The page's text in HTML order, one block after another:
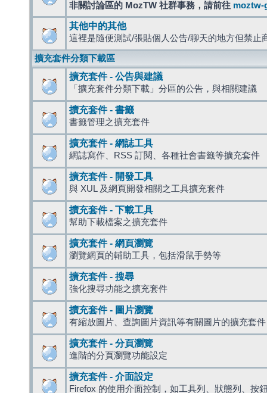
非關討論區的 MozTW 社群事務，請前往 moztw-
其他中的其他
這裡是隨便測試/張貼個人公告/聊天的地方但禁止
擴充套件分類下載區
擴充套件 - 公告與建議
「擴充套件分類下載」分區的公告，與相關建議
擴充套件 - 書籤
書籤管理之擴充套件
擴充套件 - 網誌工具
網誌寫作、RSS 訂閱、各種社會書籤等擴充套件
擴充套件 - 開發工具
與 XUL 及網頁開發相關之工具擴充套件
擴充套件 - 下載工具
幫助下載檔案之擴充套件
擴充套件 - 網頁瀏覽
瀏覽網頁的輔助工具，包括滑鼠手勢等
擴充套件 - 搜尋
強化搜尋功能之擴充套件
擴充套件 - 圖片瀏覽
有縮放圖片、查詢圖片資訊等有關圖片的擴充套件
擴充套件 - 分頁瀏覽
進階的分頁瀏覽功能設定
擴充套件 - 介面設定
Firefox 的使用介面控制，如工具列、狀態列、按